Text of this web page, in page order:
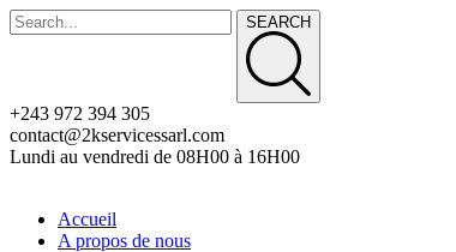
SEARCH
+243 972 394 305
contact@2kservicessarl.com
Lundi au vendredi de 08H00 à 16H00
Accueil
A propos de nous